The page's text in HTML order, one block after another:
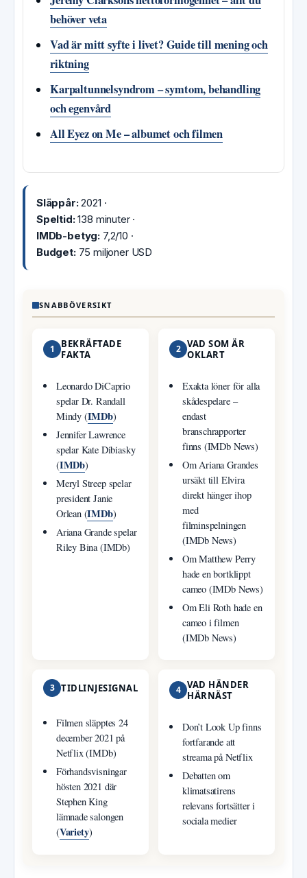
behöver veta
Vad är mitt syfte i livet? Guide till mening och
riktning
Karpaltunnelsyndrom – symtom, behandling
och egenvård
All Eyez on Me – albumet och filmen
Släppår:2021 ·
Speltid:138 minuter ·
IMDb-betyg: 7,2/10 ·
Budget:75 miljoner USD
SNABBÖVERSIKT
1
BEKRÄFTADE
FAKTA
Leonardo DiCaprio
spelar Dr. Randall
Mindy (IMDb)
Jennifer Lawrence
spelar Kate Dibiasky
(IMDb)
Meryl Streep spelar
president Janie
Orlean (IMDb)
Ariana Grande spelar
Riley Bina (IMDb)
2 VAD SOM ÄR
OKLART
Exakta löner för alla
skådespelare –
endast
branschrapporter
finns (IMDb News)
Om Ariana Grandes
ursäkt till Elvira
direkt hänger ihop
med
filminspelningen
(IMDb News)
Om Matthew Perry
hade en bortklippt
cameo (IMDb News)
Om Eli Roth hade en
cameo i filmen
(IMDb News)
3 TIDLINJESIGNAL
Filmen släpptes 24
december 2021 på
Netflix (IMDb)
Förhandsvisningar
hösten 2021 där
Stephen King
lämnade salongen
(Variety)
4 VAD HÄNDER
HÄRNÄST
Don’t Look Up finns
fortfarande att
streama på Netflix
Debatten om
klimatsatirens
relevans fortsätter i
sociala medier